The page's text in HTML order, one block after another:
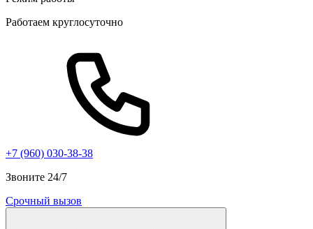
Работаем круглосуточно
+7 (960) 030-38-38
Звоните 24/7
Срочный вызов